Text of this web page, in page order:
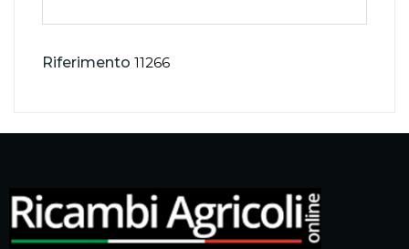
Riferimento 11266